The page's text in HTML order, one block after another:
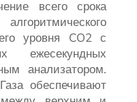
всего срока
уровня CO2 с
ежесекундных
анализатором.
обеспечивают